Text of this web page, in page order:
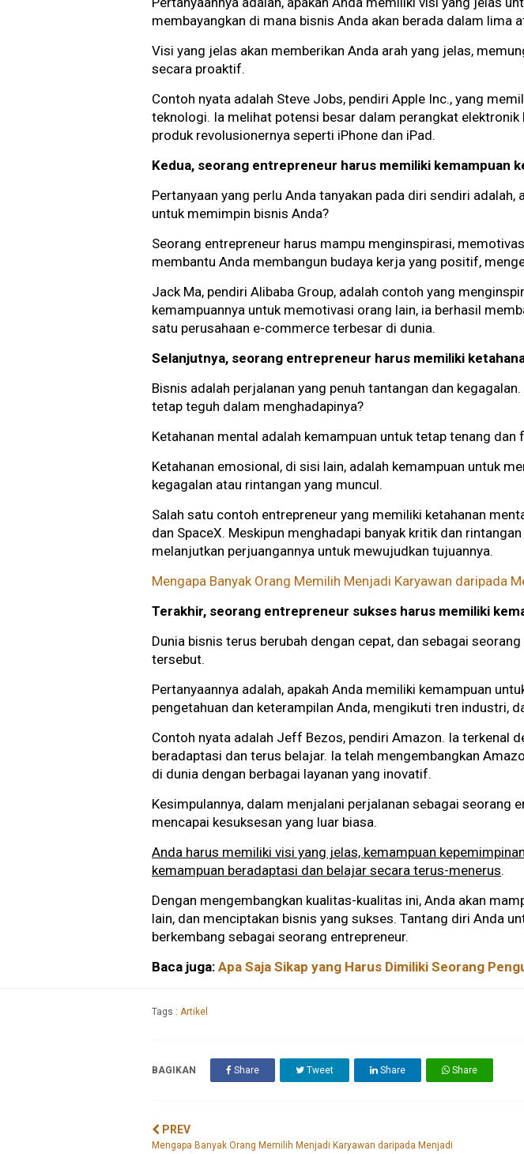
membayangkan di mana bisnis Anda akan berada dalam lima
Visi yang jelas akan memberikan Anda arah yang jelas,
secara proaktif.
Contoh nyata adalah Steve Jobs, pendiri Apple Inc., yang
teknologi. Ia melihat potensi besar dalam perangkat
produk revolusionernya seperti iPhone dan iPad.
Kedua, seorang entrepreneur harus memiliki kemampuan
Pertanyaan yang perlu Anda tanyakan pada diri sendiri
untuk memimpin bisnis Anda?
Seorang entrepreneur harus mampu menginspirasi,
membantu Anda membangun budaya kerja yang positif,
Jack Ma, pendiri Alibaba Group, adalah contoh yang
kemampuannya untuk memotivasi orang lain, ia berhasil
satu perusahaan e-commerce terbesar di dunia.
Selanjutnya, seorang entrepreneur harus memiliki
Bisnis adalah perjalanan yang penuh tantangan dan
tetap teguh dalam menghadapinya?
Ketahanan mental adalah kemampuan untuk tetap tenang
Ketahanan emosional, di sisi lain, adalah kemampuan untuk
kegagalan atau rintangan yang muncul.
Salah satu contoh entrepreneur yang memiliki ketahanan
dan SpaceX. Meskipun menghadapi banyak kritik dan
melanjutkan perjuangannya untuk mewujudkan tujuannya.
Mengapa Banyak Orang Memilih Menjadi Karyawan daripada
Terakhir, seorang entrepreneur sukses harus memiliki
Dunia bisnis terus berubah dengan cepat, dan sebagai
tersebut.
Pertanyaannya adalah, apakah Anda memiliki kemampuan
pengetahuan dan keterampilan Anda, mengikuti tren industri,
Contoh nyata adalah Jeff Bezos, pendiri Amazon. Ia terkenal
beradaptasi dan terus belajar. Ia telah mengembangkan
di dunia dengan berbagai layanan yang inovatif.
Kesimpulannya, dalam menjalani perjalanan sebagai seorang
mencapai kesuksesan yang luar biasa.
Anda harus memiliki visi yang jelas, kemampuan
kemampuan beradaptasi dan belajar secara terus-menerus.
Dengan mengembangkan kualitas-kualitas ini, Anda akan
lain, dan menciptakan bisnis yang sukses. Tantang diri Anda
berkembang sebagai seorang entrepreneur.
Baca juga: Apa Saja Sikap yang Harus Dimiliki Seorang
Tags : Artikel
BAGIKAN Share Tweet Share Share
PREV
Mengapa Banyak Orang Memilih Menjadi Karyawan daripada Menjadi